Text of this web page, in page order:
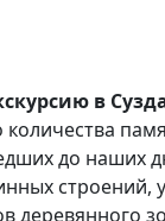
в
количества
до наших
строений,
деревянного